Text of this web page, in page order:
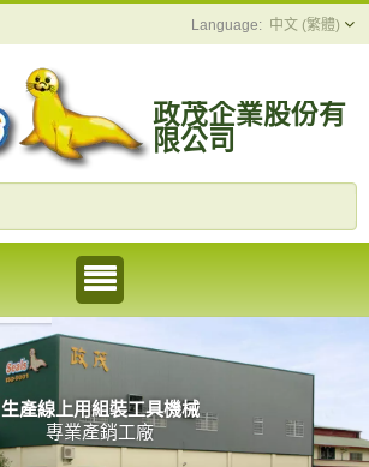
中文 (繁體)
政茂企業股份有
限公司
生產線上用組裝工具機械
專業產銷工廠